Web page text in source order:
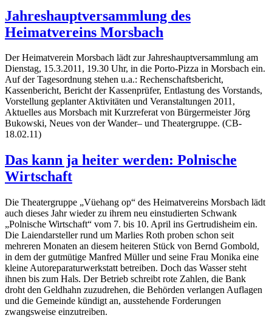
Jahreshauptversammlung des
Heimatvereins Morsbach
Der Heimatverein Morsbach lädt zur Jahreshauptversammlung am
Dienstag, 15.3.2011, 19.30 Uhr, in die Porto-Pizza in Morsbach ein.
Auf der Tagesordnung stehen u.a.: Rechenschaftsbericht,
Kassenbericht, Bericht der Kassenprüfer, Entlastung des Vorstands,
Vorstellung geplanter Aktivitäten und Veranstaltungen 2011,
Aktuelles aus Morsbach mit Kurzreferat von Bürgermeister Jörg
Bukowski, Neues von der Wander– und Theatergruppe. (CB-
18.02.11)
Das kann ja heiter werden: Polnische
Wirtschaft
Die Theatergruppe „Vüehang op“ des Heimatvereins Morsbach lädt
auch dieses Jahr wieder zu ihrem neu einstudierten Schwank
„Polnische Wirtschaft“ vom 7. bis 10. April ins Gertrudisheim ein.
Die Laiendarsteller rund um Marlies Roth proben schon seit
mehreren Monaten an diesem heiteren Stück von Bernd Gombold,
in dem der gutmütige Manfred Müller und seine Frau Monika eine
kleine Autoreparaturwerkstatt betreiben. Doch das Wasser steht
ihnen bis zum Hals. Der Betrieb schreibt rote Zahlen, die Bank
droht den Geldhahn zuzudrehen, die Behörden verlangen Auflagen
und die Gemeinde kündigt an, ausstehende Forderungen
zwangsweise einzutreiben.